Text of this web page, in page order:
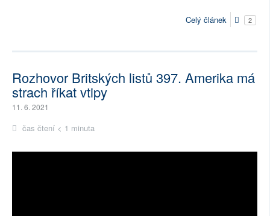
Celý článek 2
Rozhovor Britských listů 397. Amerika má
strach říkat vtipy
11. 6. 2021
čas čtení < 1 minuta